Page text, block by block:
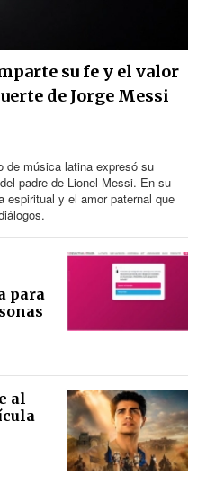
su fe y el valor
de Jorge Messi
de música latina expresó su
padre de Lionel Messi. En su
espiritual y el amor paternal que
para
al